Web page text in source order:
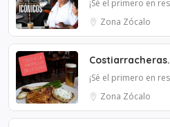
¡Sé el primero en
Zona Zócalo
¡Sé el primero en
Zona Zócalo